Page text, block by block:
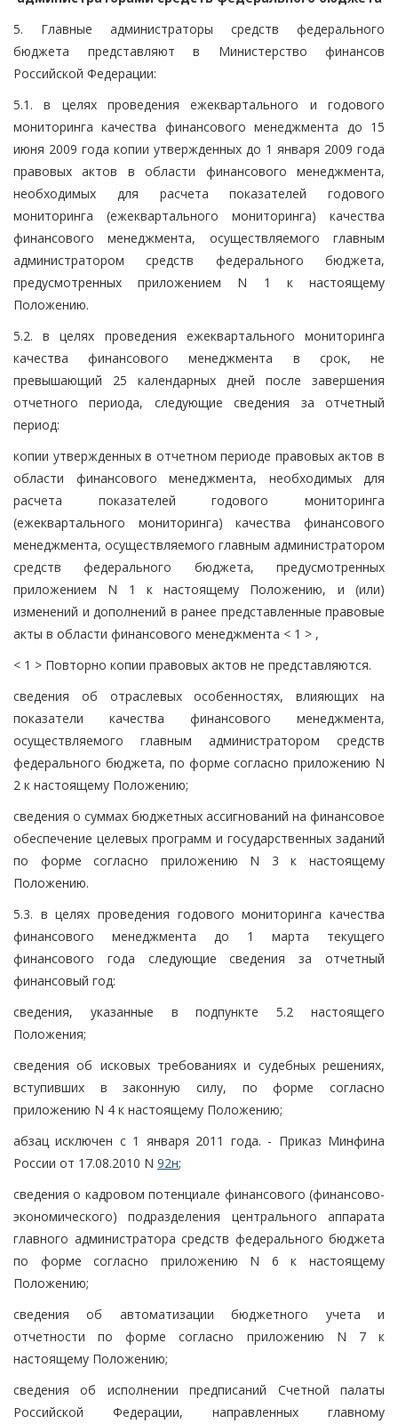
5. Главные администраторы средств федерального
бюджета представляют в Министерство финансов
Российской Федерации:
5.1. в целях проведения ежеквартального и годового
мониторинга качества финансового менеджмента до 15
июня 2009 года копии утвержденных до 1 января 2009 года
правовых актов в области финансового менеджмента,
необходимых для расчета показателей годового
мониторинга (ежеквартального мониторинга) качества
финансового менеджмента, осуществляемого главным
администратором средств федерального бюджета,
предусмотренных приложением N 1 к настоящему
Положению.
5.2. в целях проведения ежеквартального мониторинга
качества финансового менеджмента в срок, не
превышающий 25 календарных дней после завершения
отчетного периода, следующие сведения за отчетный
период:
копии утвержденных в отчетном периоде правовых актов в
области финансового менеджмента, необходимых для
расчета показателей годового мониторинга
(ежеквартального мониторинга) качества финансового
менеджмента, осуществляемого главным администратором
средств федерального бюджета, предусмотренных
приложением N 1 к настоящему Положению, и (или)
изменений и дополнений в ранее представленные правовые
акты в области финансового менеджмента < 1 > ,
< 1 > Повторно копии правовых актов не представляются.
сведения об отраслевых особенностях, влияющих на
показатели качества финансового менеджмента,
осуществляемого главным администратором средств
федерального бюджета, по форме согласно приложению N
2 к настоящему Положению;
сведения о суммах бюджетных ассигнований на финансовое
обеспечение целевых программ и государственных заданий
по форме согласно приложению N 3 к настоящему
Положению.
5.3. в целях проведения годового мониторинга качества
финансового менеджмента до 1 марта текущего
финансового года следующие сведения за отчетный
финансовый год:
сведения, указанные в подпункте 5.2 настоящего
Положения;
сведения об исковых требованиях и судебных решениях,
вступивших в законную силу, по форме согласно
приложению N 4 к настоящему Положению;
абзац исключен с 1 января 2011 года. - Приказ Минфина
России от 17.08.2010 N 92н;
сведения о кадровом потенциале финансового (финансово-
экономического) подразделения центрального аппарата
главного администратора средств федерального бюджета
по форме согласно приложению N 6 к настоящему
Положению;
сведения об автоматизации бюджетного учета и
отчетности по форме согласно приложению N 7 к
настоящему Положению;
сведения об исполнении предписаний Счетной палаты
Российской Федерации, направленных главному